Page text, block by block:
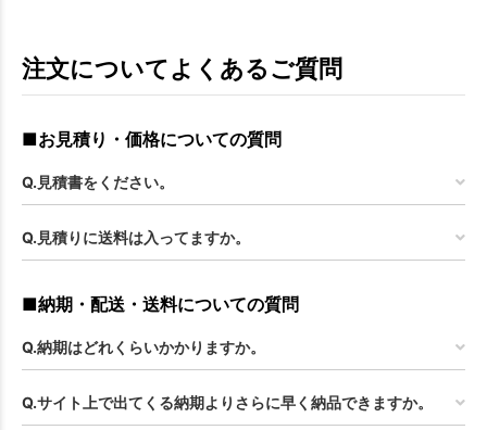
注文についてよくあるご質問
■お見積り・価格についての質問
Q.見積書をください。
Q.見積りに送料は入ってますか。
■納期・配送・送料についての質問
Q.納期はどれくらいかかりますか。
Q.サイト上で出てくる納期よりさらに早く納品できますか。